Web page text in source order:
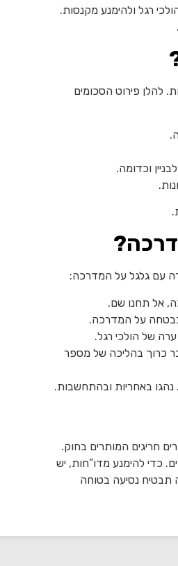
רגל ולהימנע מקנסות.
להלן פירוט הסכומים
וכדומה.
עם גלגל על המדרכה:
אל תחנו שם.
על המדרכה.
של הולכי רגל.
כרוך בהליכה של מספר
נהגו באחריות ובהתחשבות.
חריגים המותרים בחוק.
כדי להימנע מדו”חות, יש
תבטיח נסיעה בטוחה